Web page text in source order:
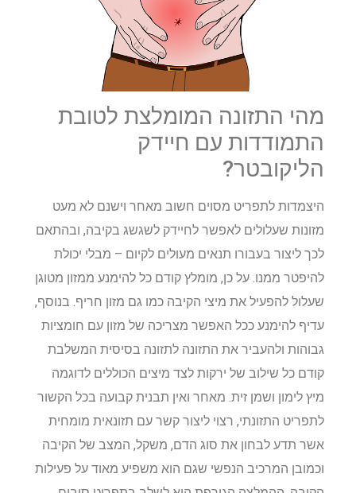
מהי התזונה המומלצת לטובת
התמודדות עם חיידק
הליקובטר?
היצמדות לתפריט מסוים חשוב מאחר וישנם לא מעט
מזונות שעלולים לאפשר לחיידק לשגשג בקיבה, ובהתאם
לכך ליצור בעבורו תנאים מעולים לקיום – מבלי יכולת
להיפטר ממנו. על כן, מומלץ קודם כל להימנע ממזון מטוגן
שעלול להפעיל את מיצי הקיבה כמו גם מזון חריף. בנוסף,
עדיף להימנע ככל האפשר מצריכה של מזון עם חומציות
גבוהות ולהעביר את התזונה לתזונה בסיסית המשלבת
קודם כל שילוב של ירקות לצד מיצים הכוללים לדוגמה
מיץ לימון ושמן זית. מאחר ואין תבנית קבועה בכל הקשור
לתפריט התזונתי, רצוי ליצור קשר עם תזונאית מומחית
אשר תדע לבחון את סוג הדם, משקל, המצב של הקיבה
וכמובן המרכיב הנפשי שגם הוא משפיע מאוד על פעילות